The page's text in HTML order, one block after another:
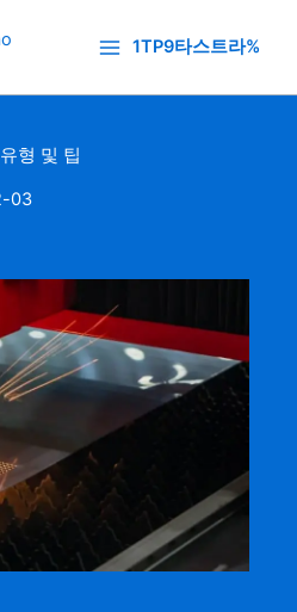
1TP9타스트라%
형 및 팁
03